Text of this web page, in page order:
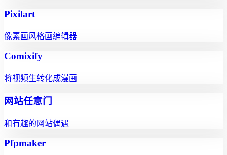
Pixilart
像素画风格画编辑器
Comixify
将视频生转化成漫画
网站任意门
和有趣的网站偶遇
Pfpmaker